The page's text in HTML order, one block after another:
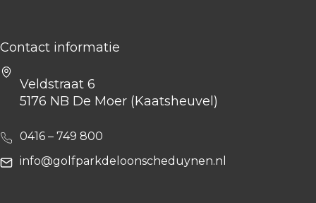
Contact informatie
Veldstraat 6
5176 NB De Moer (Kaatsheuvel)
0416 – 749 800
info@golfparkdeloonscheduynen.nl